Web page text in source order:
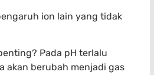
ion lain yang tidak
Pada pH terlalu
akan berubah menjadi gas